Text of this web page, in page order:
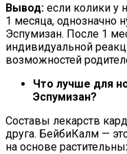
Вывод: если колики у
1 месяца, однозначно
Эспумизан. После 1
индивидуальной
возможностей
Что лучше для
Эспумизан?
Составы лекарств
друга. БейбиКалм —
на основе